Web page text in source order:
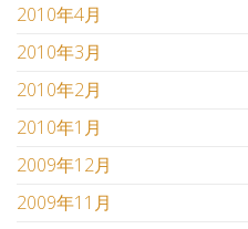
2010年4月
2010年3月
2010年2月
2010年1月
2009年12月
2009年11月